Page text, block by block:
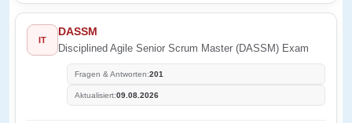
IT
DASSM
Disciplined Agile Senior Scrum Master (DASSM) Exam
Fragen & Antworten:201
Aktualisiert:09.08.2026